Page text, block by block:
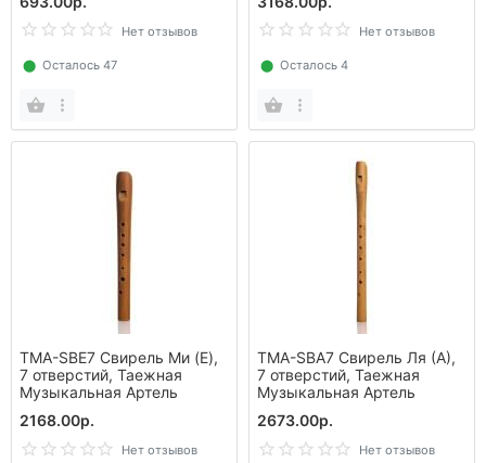
Нет отзывов
⬤ Осталось 47
Нет отзывов
⬤ Осталось 4
TMA-SBE7 Свирель Ми (E),
7 отверстий, Таежная
Музыкальная Артель
2168.00р.
Нет отзывов
TMA-SBA7 Свирель Ля (А),
7 отверстий, Таежная
Музыкальная Артель
2673.00р.
Нет отзывов